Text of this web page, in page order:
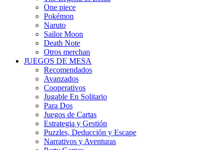
One piece
Pokémon
Naruto
Sailor Moon
Death Note
Otros merchan
JUEGOS DE MESA
Recomendados
Avanzados
Cooperativos
Jugable En Solitario
Para Dos
Juegos de Cartas
Estrategia y Gestión
Puzzles, Deducción y Escape
Narrativos y Aventuras